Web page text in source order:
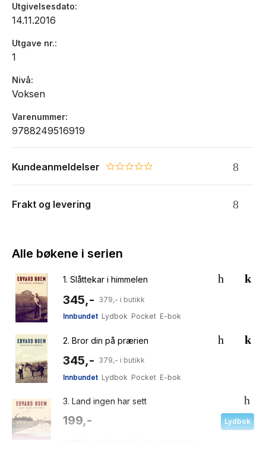
Utgivelsesdato
14.11.2016
Utgave nr.
1
Nivå
Voksen
Varenummer
9788249516919
Kundeanmeldelser 0.0 star rating
Frakt og levering
Alle bøkene i serien
1. Slåttekar i himmelen
345,- 379,- i butikk
Innbundet Lydbok Pocket E-bok
2. Bror din på prærien
345,- 379,- i butikk
Innbundet Lydbok Pocket E-bok
3. Land ingen har sett
199,- Lydbok